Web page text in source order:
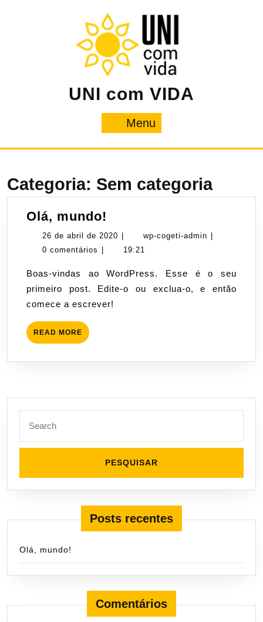
UNI com VIDA
Menu
Categoria: Sem categoria
Olá, mundo!
mundo!
26 de abril de 2020 26
de
de
2020
wp-cogeti-admin wp-
0 comentários
19:21
Boas-vindas ao WordPress. Esse é o seu
primeiro post. Edite-o ou exclua-o, e então
comece a escrever!
READ MORE READ
MORE
for:
Posts recentes
Olá, mundo!
Comentários